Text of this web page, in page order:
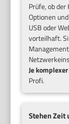
Prüfe, ob
Optionen
USB oder
vorteilhaft.
Je
Profi.
Stehen Zeit